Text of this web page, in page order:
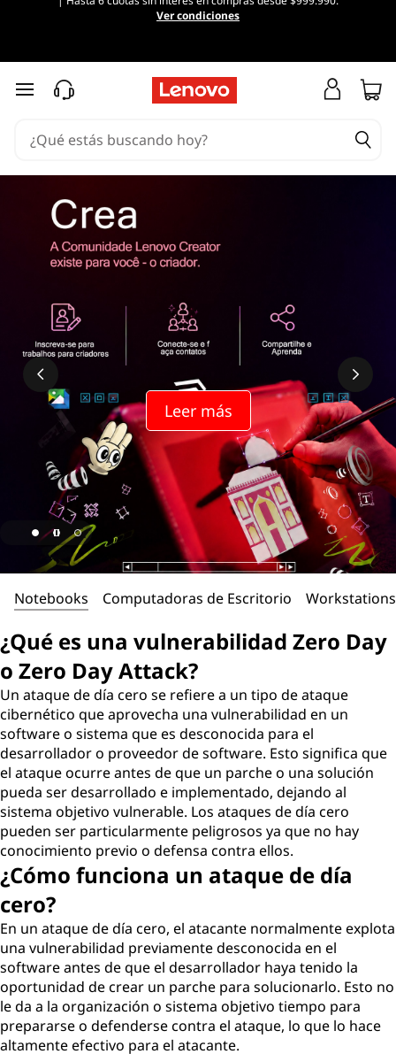
Ver condiciones
Ir al contenido principal
Leer más
Notebooks Computadoras de Escritorio Workstations
¿Qué es una vulnerabilidad Zero Day
o Zero Day Attack?
Un ataque de día cero se refiere a un tipo de ataque
cibernético que aprovecha una vulnerabilidad en un
software o sistema que es desconocida para el
desarrollador o proveedor de software. Esto significa que
el ataque ocurre antes de que un parche o una solución
pueda ser desarrollado e implementado, dejando al
sistema objetivo vulnerable. Los ataques de día cero
pueden ser particularmente peligrosos ya que no hay
conocimiento previo o defensa contra ellos.
¿Cómo funciona un ataque de día
cero?
En un ataque de día cero, el atacante normalmente explota
una vulnerabilidad previamente desconocida en el
software antes de que el desarrollador haya tenido la
oportunidad de crear un parche para solucionarlo. Esto no
le da a la organización o sistema objetivo tiempo para
prepararse o defenderse contra el ataque, lo que lo hace
altamente efectivo para el atacante.